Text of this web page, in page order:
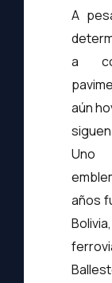
A
a
aún
Uno
años